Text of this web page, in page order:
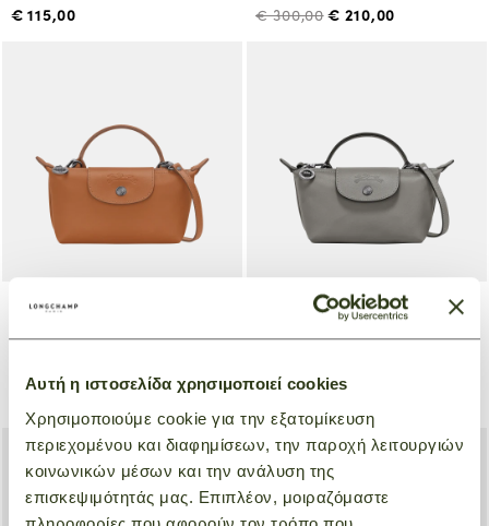
Αυτή η ιστοσελίδα χρησιμοποιεί cookies
Χρησιμοποιούμε cookie για την εξατομίκευση
περιεχομένου και διαφημίσεων, την παροχή λειτουργιών
κοινωνικών μέσων και την ανάλυση της
επισκεψιμότητάς μας. Επιπλέον, μοιραζόμαστε
€ 115,00
€ 300,00€ 210,00
Pouch XS Le Pliage Xtra
Natural
Pouch XS Le Pliage Xtra
Γκρι